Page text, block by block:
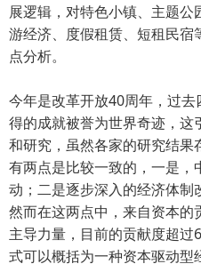
展逻辑，对特色小镇、主题
游经济、度假租赁、短租民
点分析。
今年是改革开放40周年，过
得的成就被誉为世界奇迹，
和研究，虽然各家的研究结果
有两点是比较一致的，一是，
动；二是逐步深入的经济体制
然而在这两点中，来自资本
主导力量，目前的贡献度超
式可以概括为一种资本驱动型